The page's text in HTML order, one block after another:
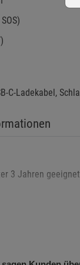
C-Ladekabel,
3 Jahren
kann zu